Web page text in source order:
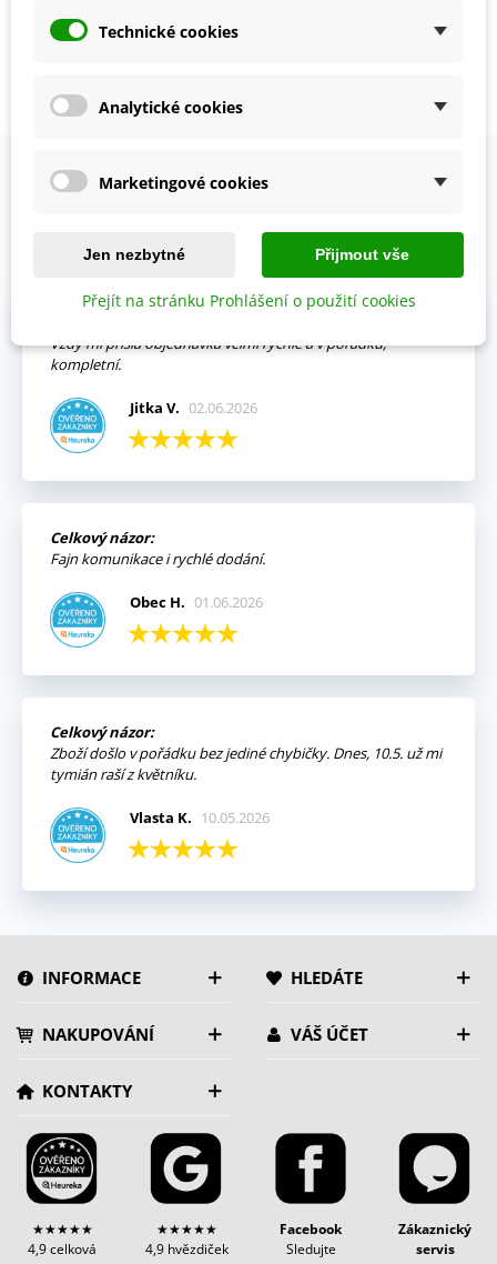
bio semena - 300 ks
56 Kč
Zobrazení 1-3 z 3 položek
Prohlédněte si vybraná hodnocení našich zákazníků.
Vždy mi přišla objednávka velmi rychle a v pořádku,
kompletní.
Jitka V. 02.06.2026
Celkový názor:
Fajn komunikace i rychlé dodání.
Obec H. 01.06.2026
Celkový názor:
Zboží došlo v pořádku bez jediné chybičky. Dnes, 10.5. už mi
tymián raší z květníku.
Vlasta K. 10.05.2026
INFORMACE HLEDÁTE
NAKUPOVÁNÍ VÁŠ ÚČET
KONTAKTY
★★★★★
4,9 celková
★★★★★
4,9 hvězdiček
Facebook
Sledujte
Zákaznický
servis
Technické cookies
Analytické cookies
Marketingové cookies
Jen nezbytné Přijmout vše
Přejít na stránku Prohlášení o použití cookies